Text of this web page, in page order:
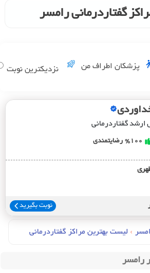
گفتاردرمانی رامسر
پزشکان اطراف من نزدیکترین نوبت
گفتاردرمانی
%100 رضایتمندی
نوبت بگیرید
› لیست بهترین مراکز گفتاردرمانی
رامسر